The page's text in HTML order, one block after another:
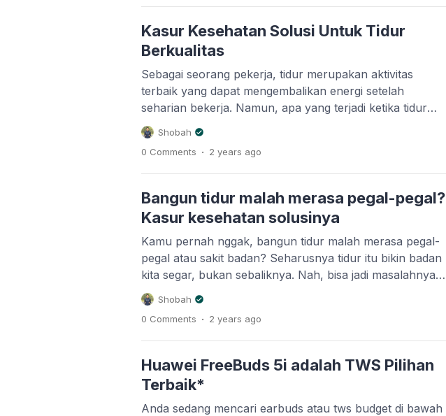
keluarga Anda. Kenali Berbagai Ukuran Kasur Sebelum
memilih kasur, ada baiknya Anda mengenali berbagai
ukuran […]
Kasur Kesehatan Solusi Untuk Tidur
Berkualitas
Sebagai seorang pekerja, tidur merupakan aktivitas
terbaik yang dapat mengembalikan energi setelah
seharian bekerja. Namun, apa yang terjadi ketika tidur
anda tidak berkualitas sehingga dapat mengganggu
pekerjaan di hari berikutnya. Ada begitu banyak hal yang
dapat menurunkan kualitas tidur anda. Mungkin salah
satunya adalah kasur yang tidak nyaman atau terlalu
keras. Anda mungkin menganggap remeh […]
Shobah
0 Comments . 2 years ago
Bangun tidur malah merasa pegal-pegal?
Kasur kesehatan solusinya
Kamu pernah nggak, bangun tidur malah merasa pegal-
pegal atau sakit badan? Seharusnya tidur itu bikin badan
kita segar, bukan sebaliknya. Nah, bisa jadi masalahnya
bukan karena kamu tidur kurang lama, tapi karena kasur
yang kamu pakai. Jadi, ceritanya suatu hari, teman gue,
Andi, curhat tentang gimana tiap pagi dia bangun selalu
ngerasa punggungnya sakit. Gue […]
Shobah
0 Comments . 2 years ago
Huawei FreeBuds 5i adalah TWS Pilihan
Terbaik*
Anda sedang mencari earbuds atau tws budget di bawah